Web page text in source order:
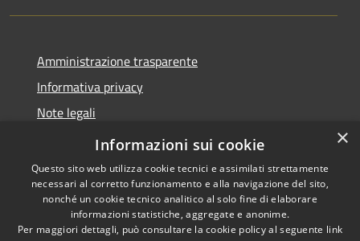
Amministrazione trasparente
Informativa privacy
Note legali
Dichiarazione di accessibilità
Copyright © 2026 • Comune di
×
Informazioni sui cookie
Questo sito web utilizza cookie tecnici e assimilati strettamente
necessari al corretto funzionamento e alla navigazione del sito,
nonché un cookie tecnico analitico al solo fine di elaborare
informazioni statistiche, aggregate e anonime.
Per maggiori dettagli, può consultare la cookie policy al seguente link